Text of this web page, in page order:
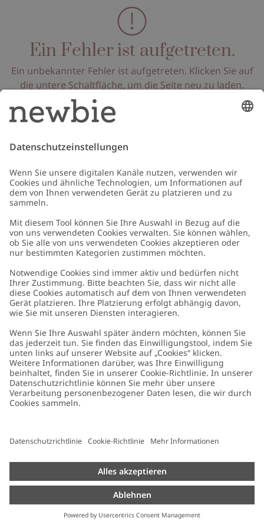
Ein Fehler ist aufgetreten.
Ein unbekannter Fehler ist aufgetreten. Klicken Sie auf
die untere Schaltfläche, um die Seite neu zu laden.
Seite neu laden